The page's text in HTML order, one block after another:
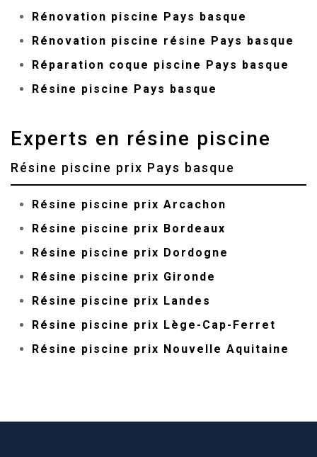
Rénovation piscine Pays basque
Rénovation piscine résine Pays basque
Réparation coque piscine Pays basque
Résine piscine Pays basque
Experts en résine piscine
Résine piscine prix Pays basque
Résine piscine prix Arcachon
Résine piscine prix Bordeaux
Résine piscine prix Dordogne
Résine piscine prix Gironde
Résine piscine prix Landes
Résine piscine prix Lège-Cap-Ferret
Résine piscine prix Nouvelle Aquitaine